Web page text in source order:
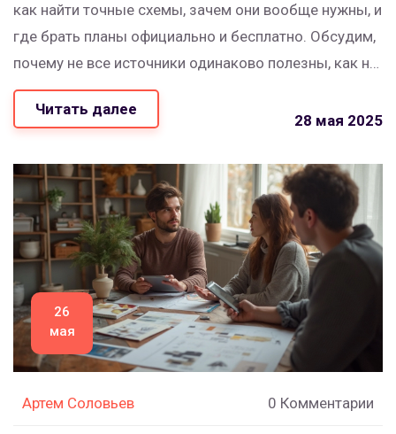
как найти точные схемы, зачем они вообще нужны, и
где брать планы официально и бесплатно. Обсудим,
почему не все источники одинаково полезны, как не
нарваться на ошибки и где запросить документ на
новостройку. Плюс поделюсь лайфхаками, которые
всё по уму.
Читать далее
28 мая 2025
26
мая
Артем Соловьев 0 Комментарии